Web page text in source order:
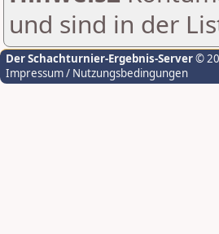
und sind in der
Der Schachturnier-Ergebnis-Server©
Impressum / Nutzungsbedingungen